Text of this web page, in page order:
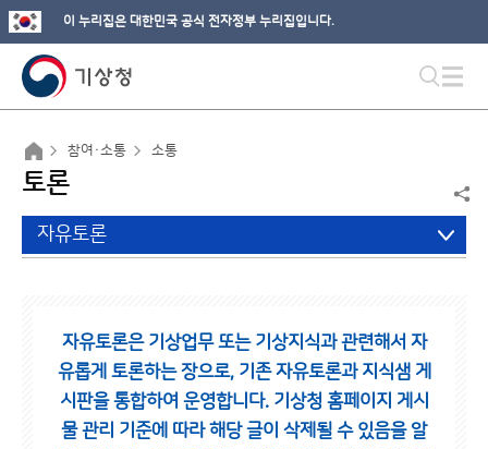
이 누리집은 대한민국 공식 전자정부 누리집입니다.
참여·소통 소통
토론
자유토론
자유토론은 기상업무 또는 기상지식과 관련해서 자
유롭게 토론하는 장으로, 기존 자유토론과 지식샘 게
시판을 통합하여 운영합니다. 기상청 홈페이지 게시
물 관리 기준에 따라 해당 글이 삭제될 수 있음을 알